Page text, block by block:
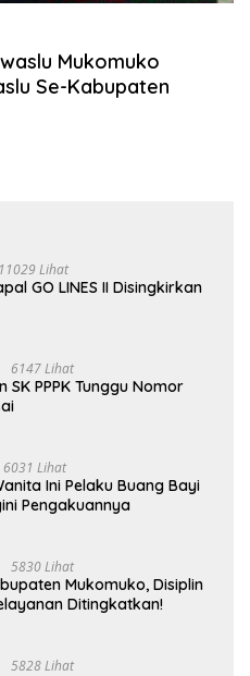
Mukomuko
Se-Kabupaten
11029 Lihat
GO LINES II Disingkirkan
6147 Lihat
SK PPPK Tunggu Nomor
6031 Lihat
Ini Pelaku Buang Bayi
Pengakuannya
5830 Lihat
Mukomuko, Disiplin
Ditingkatkan!
5828 Lihat